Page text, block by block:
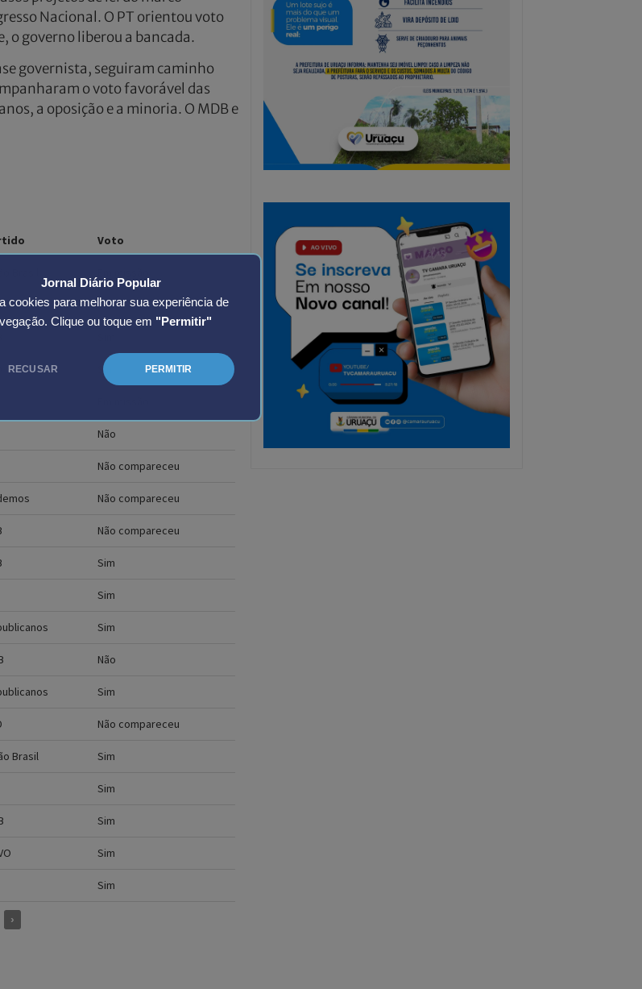
Jornal Diário Popular
cookies para melhorar sua experiência de
Clique ou toque em "Permitir"
RECUSAR PERMITIR
Nacional. O PT orientou voto
o governo liberou a bancada.
governista, seguiram caminho
o voto favorável das
a oposição e a minoria. O MDB e